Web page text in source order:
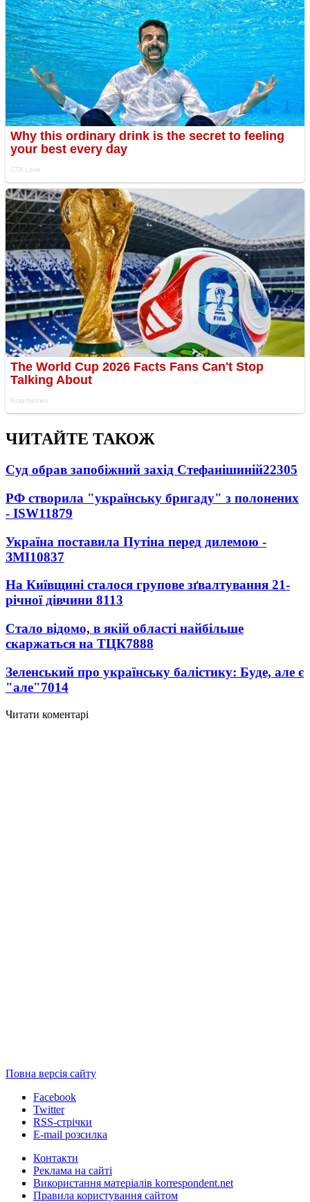
ЧИТАЙТЕ ТАКОЖ
Суд обрав запобіжний захід Стефанішиній22305
РФ створила "українську бригаду" з полонених
- ISW11879
Україна поставила Путіна перед дилемою -
ЗМІ10837
На Київщині сталося групове зґвалтування 21-
річної дівчини 8113
Стало відомо, в якій області найбільше
скаржаться на ТЦК7888
Зеленський про українську балістику: Буде, але є
"але"7014
Читати коментарі
Повна версія сайту
Facebook
Twitter
RSS-стрічки
E-mail розсилка
Контакти
Реклама на сайті
Використання матеріалів korrespondent.net
Правила користування сайтом